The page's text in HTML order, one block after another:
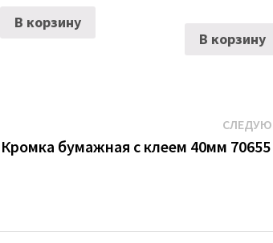
В корзину
В корзину
Кромка бумажная с клеем 40мм